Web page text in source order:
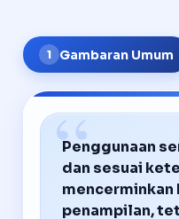
1 Gambaran Umum
Penggunaan
dan sesuai
mencerminkan
penampilan,